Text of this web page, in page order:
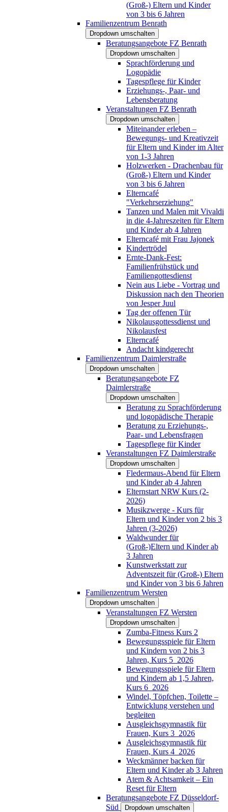
(Groß-) Eltern und Kinder
von 3 bis 6 Jahren
Familienzentrum Benrath
Dropdown umschalten
Beratungsangebote FZ Benrath
Dropdown umschalten
Sprachförderung und
Logopädie
Tagespflege für Kinder
Erziehungs-, Paar- und
Lebensberatung
Veranstaltungen FZ Benrath
Dropdown umschalten
Miteinander erleben –
Bewegungs- und Kreativzeit
für Eltern und Kinder im Alter
von 1-3 Jahren
Holzwerken - Drachenbau für
(Groß-) Eltern und Kinder
von 3 bis 6 Jahren
Elterncafé
"Verkehrserziehung"
Tanzen und Malen mit Vivaldi
in die 4-Jahreszeiten für Eltern
und Kinder ab 4 Jahren
Elterncafé mit Frau Jajonek
Kindertrödel
Ernte-Dank-Fest:
Familienfrühstück und
Familiengottesdienst
Nein aus Liebe - Vortrag und
Diskussion nach den Theorien
von Jesper Juul
Tag der offenen Tür
Nikolausgottessdienst und
Nikolausfest
Elterncafé
Andacht kindgerecht
Familienzentrum Daimlerstraße
Dropdown umschalten
Beratungsangebote FZ
Daimlerstraße
Dropdown umschalten
Beratung zu Sprachförderung
und logopädische Therapie
Beratung zu Erziehungs-,
Paar- und Lebensfragen
Tagespflege für Kinder
Veranstaltungen FZ Daimlerstraße
Dropdown umschalten
Fledermaus-Abend für Eltern
und Kinder ab 4 Jahren
Elternstart NRW Kurs (2-
2026)
Musikzwerge - Kurs für
Eltern und Kinder von 2 bis 3
Jahren (3-2026)
Waldwunder für
(Groß-)Eltern und Kinder ab
3 Jahren
Kunstwerkstatt zur
Adventszeit für (Groß-) Eltern
und Kinder von 3 bis 6 Jahren
Familienzentrum Wersten
Dropdown umschalten
Veranstaltungen FZ Wersten
Dropdown umschalten
Zumba-Fitness Kurs 2
Bewegungsspiele für Eltern
und Kindern von 2 bis 3
Jahren, Kurs 5_2026
Bewegungsspiele für Eltern
und Kindern ab 1,5 Jahren,
Kurs 6_2026
Windel, Töpfchen, Toilette –
Entwicklung verstehen und
begleiten
Ausgleichsgymnastik für
Frauen, Kurs 3_2026
Ausgleichsgymnastik für
Frauen, Kurs 4_2026
Weckmänner backen für
Eltern und Kinder ab 3 Jahren
Atem & Achtsamkeit – Ein
Reset für Eltern
Beratungsangebote FZ Düsseldorf-
Süd
Dropdown umschalten